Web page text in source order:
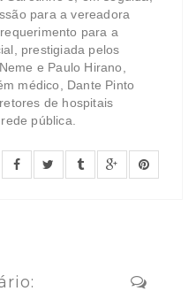
para a vereadora
para a
prestigiada pelos
e Paulo Hirano,
médico, Dante Pinto
de hospitais
pública.